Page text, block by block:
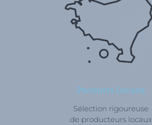
Produits Locaux
Sélection rigoureuse
de producteurs locaux